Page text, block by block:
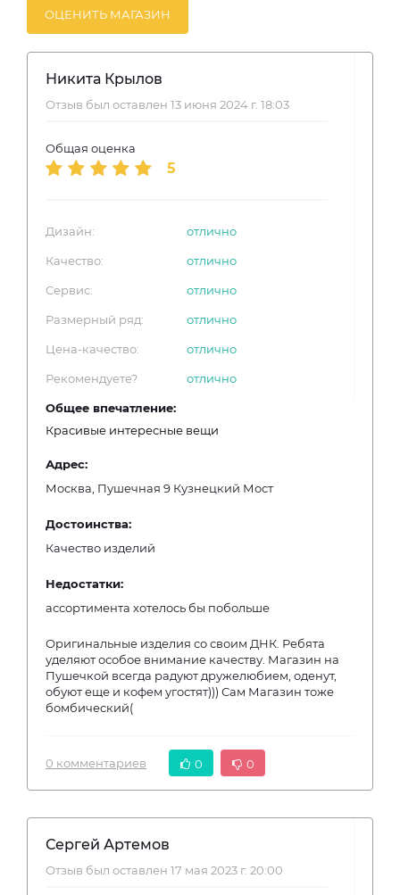
ОЦЕНИТЬ МАГАЗИН
Никита Крылов
Отзыв был оставлен 13 июня 2024 г. 18:03
Общая оценка
5
Дизайн: отлично
Качество: отлично
Сервис: отлично
Размерный ряд: отлично
Цена-качество: отлично
Рекомендуете? отлично
Общее впечатление:
Красивые интересные вещи
Адрес:
Москва, Пушечная 9 Кузнецкий Мост
Достоинства:
Качество изделий
Недостатки:
ассортимента хотелось бы побольше
Оригинальные изделия со своим ДНК. Ребята
уделяют особое внимание качеству. Магазин на
Пушечкой всегда радуют дружелюбием, оденут,
обуют еще и кофем угостят))) Сам Магазин тоже
бомбический(
0 комментариев 0 0
Сергей Артемов
Отзыв был оставлен 17 мая 2023 г. 20:00